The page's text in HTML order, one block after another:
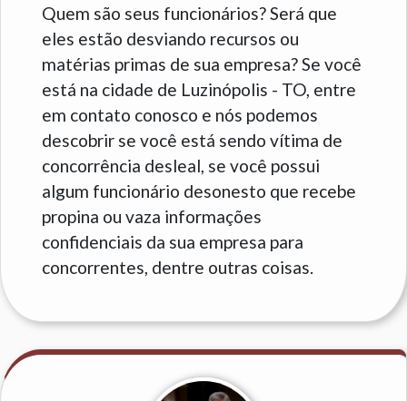
Quem são seus funcionários? Será que
eles estão desviando recursos ou
matérias primas de sua empresa? Se você
está na cidade de Luzinópolis - TO, entre
em contato conosco e nós podemos
descobrir se você está sendo vítima de
concorrência desleal, se você possui
algum funcionário desonesto que recebe
propina ou vaza informações
confidenciais da sua empresa para
concorrentes, dentre outras coisas.